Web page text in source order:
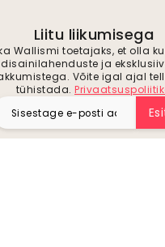
Liitu liikumisega
Wallismi toetajaks, et olla
disainilahenduste ja
Võite igal ajal
tühistada.